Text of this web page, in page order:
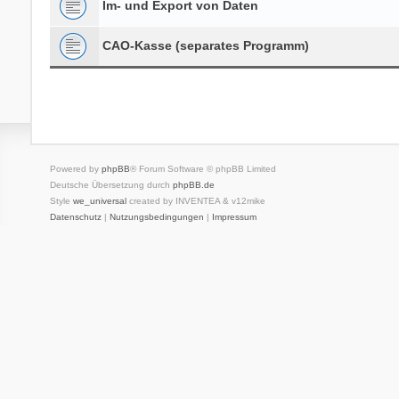
Im- und Export von Daten
CAO-Kasse (separates Programm)
Powered by phpBB® Forum Software © phpBB Limited
Deutsche Übersetzung durch phpBB.de
Style we_universalcreated by INVENTEA & v12mike
Datenschutz| Nutzungsbedingungen | Impressum